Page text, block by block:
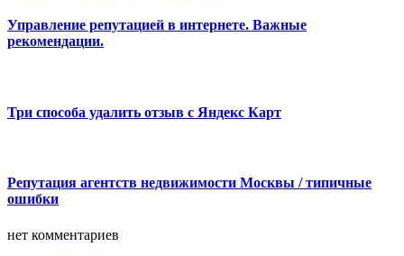
Управление репутацией в интернете. Важные
рекомендации.
Три способа удалить отзыв с Яндекс Карт
Репутация агентств недвижимости Москвы / типичные
ошибки
нет комментариев